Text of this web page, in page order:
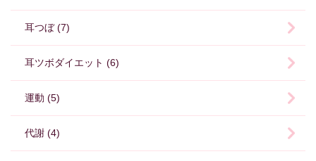
耳つぼ (7)
耳ツボダイエット (6)
運動 (5)
代謝 (4)